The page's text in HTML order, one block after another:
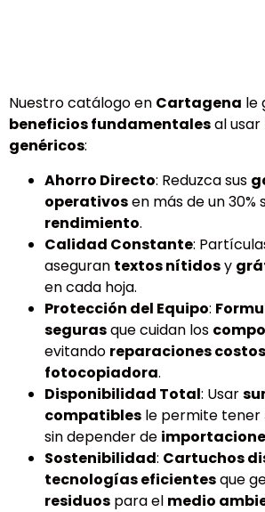
Nuestro catálogo en Cartagena le
beneficios fundamentalesal usar
genéricos:
Ahorro Directo: Reduzca sus
operativosen más de un 30%
rendimiento.
Calidad Constante:
aseguran textos nítidosy
en cada hoja.
Protección del Equipo:
segurasque cuidan los
evitando reparaciones
fotocopiadora.
Disponibilidad Total: Usar
compatibles le permite tener
sin depender de
Sostenibilidad: Cartuchos
tecnologías eficientesque
residuos para el medio